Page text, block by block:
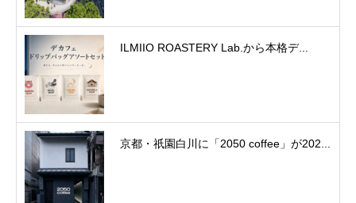
ILMIIO ROASTERY Lab.から本格デ...
京都・祇園白川に「2050 coffee」が202...